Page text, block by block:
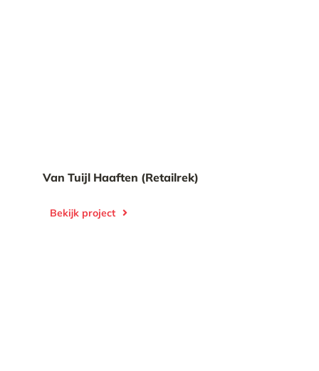
Van Tuijl Haaften (Retailrek)
Bekijk project